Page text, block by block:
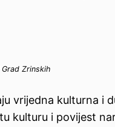
Zrinskih
vrijedna kulturna i
kulturu i povijest